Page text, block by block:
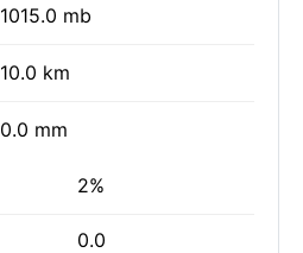
1015.0 mb
10.0 km
0.0 mm
2%
0.0